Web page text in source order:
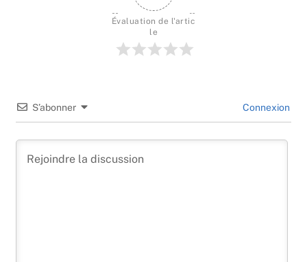
Évaluation de l'artic
le
S’abonner Connexion